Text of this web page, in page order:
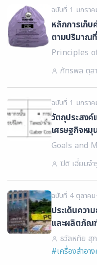
ฉบับที่ 1 มกรา
หลักการเก็บ
ตามปริมาณ
บทเรียนของ
Principles
Waste
ภัทรพล ตุล
ฉบับที่ 1 มกรา
วัตถุประสงค์
เศรษฐกิจหมุ
Goals and
Economy
ปิติ เอี่ยมจ
ฉบับที่ 4 ตุลาค
ประเด็นควา
และผลิตภัณ
ธวัลหทัย สุ
#เครื่องสำอา